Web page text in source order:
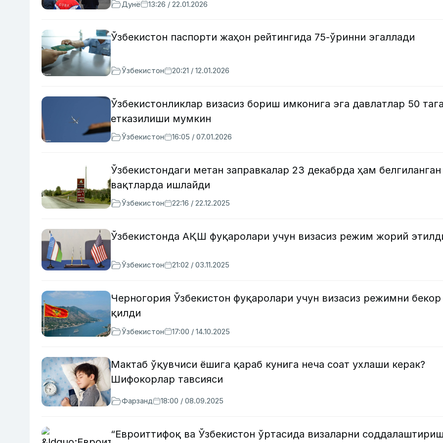
Дунё 13:26 / 22.01.2026
Ўзбекистон паспорти жаҳон рейтингида 75-ўринни эгаллади
Ўзбекистон 20:21 / 12.01.2026
Ўзбекистонликлар визасиз бориш имконига эга давлатлар 50
етказилиши мумкин
Ўзбекистон 16:05 / 07.01.2026
Ўзбекистондаги метан заправкалар 23 декабрда ҳам белгиланган
вақтларда ишлайди
Ўзбекистон 22:16 / 22.12.2025
Ўзбекистонда АҚШ фуқаролари учун визасиз режим жорий
Ўзбекистон 21:02 / 03.11.2025
Черногория Ўзбекистон фуқаролари учун визасиз режимни бекор
қилди
Ўзбекистон 17:00 / 14.10.2025
Мактаб ўқувчиси ёшига қараб кунига неча соат ухлаши керак?
Шифокорлар тавсияси
Фарзанд 18:00 / 08.09.2025
“Евроиттифоқ ва Ўзбекистон ўртасида визаларни